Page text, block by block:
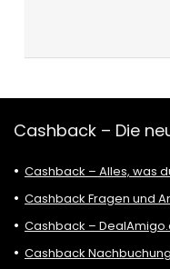
Cashback – Die
Cashback – Alles, was
Cashback Fragen und
Cashback –
Cashback